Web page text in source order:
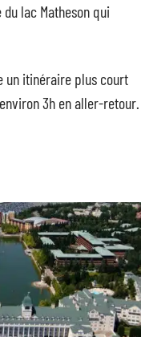
lac Matheson qui
un itinéraire plus court
3h en aller-retour.